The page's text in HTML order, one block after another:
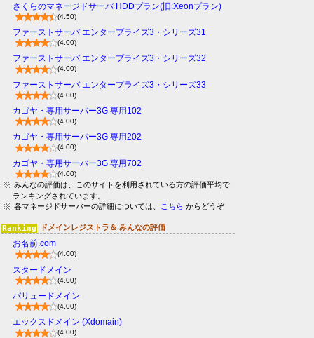
さくらのマネージドサーバ HDDプラン(旧:Xeonプラン)
(4.50)
ファーストサーバ エンタープライズ3・シリーズ31
(4.00)
ファーストサーバ エンタープライズ3・シリーズ32
(4.00)
ファーストサーバ エンタープライズ3・シリーズ33
(4.00)
カゴヤ・専用サーバー3G 専用102
(4.00)
カゴヤ・専用サーバー3G 専用202
(4.00)
カゴヤ・専用サーバー3G 専用702
(4.00)
みんなの評価は、このサイトを利用されている方の評価平均で
ランキングされています。
各マネージドサーバーの詳細については、
こちら からどうぞ
ドメインレジストラ＆ みんなの評価
お名前.com
(4.00)
スタードメイン
(4.00)
バリュードメイン
(4.00)
エックスドメイン (Xdomain)
(4.00)